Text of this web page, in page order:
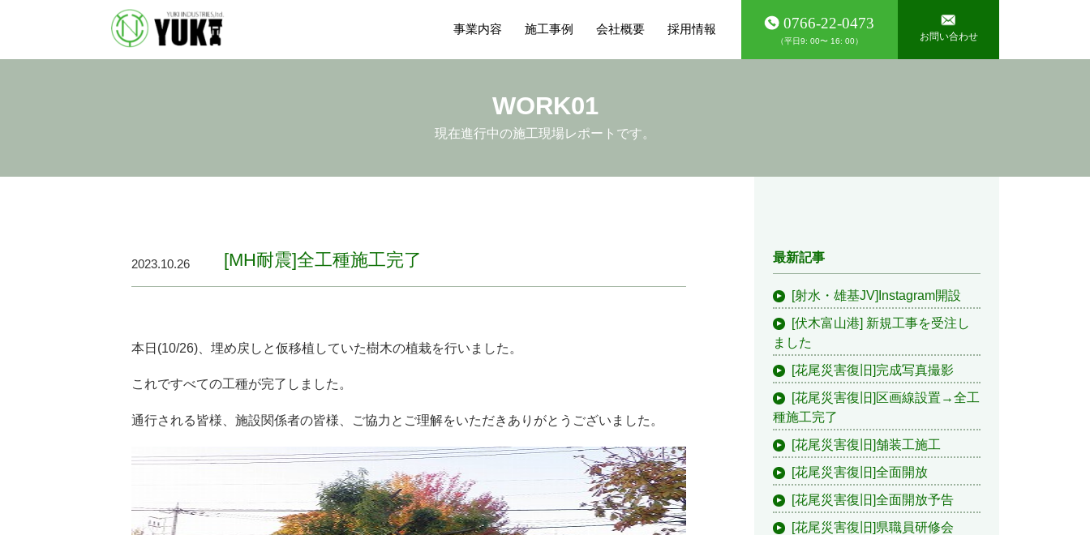
事業内容 施工事例 会社概要 採用情報 0766-22-0473
（平日9: 00〜 16: 00） お問い合わせ
WORK01
現在進行中の施工現場レポートです。
2023.10.26 [MH耐震]全工種施工完了
本日(10/26)、埋め戻しと仮移植していた樹木の植栽を行いました。
これですべての工種が完了しました。
通行される皆様、施設関係者の皆様、ご協力とご理解をいただきありがとうございました。
最新記事
[射水・雄基JV]Instagram開設
[伏木富山港] 新規工事を受注し
ました
[花尾災害復旧]完成写真撮影
[花尾災害復旧]区画線設置→全工
種施工完了
[花尾災害復旧]舗装工施工
[花尾災害復旧]全面開放
[花尾災害復旧]全面開放予告
[花尾災害復旧]県職員研修会